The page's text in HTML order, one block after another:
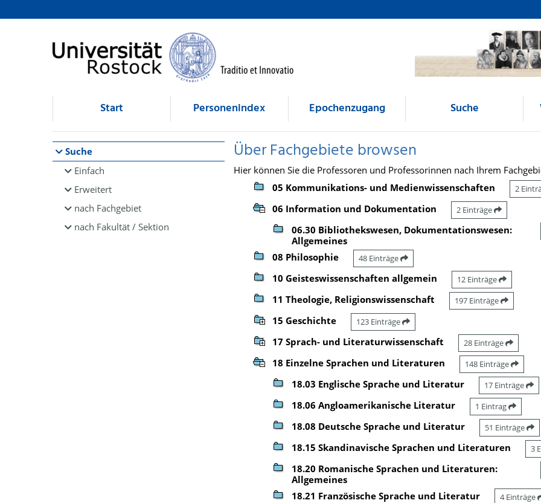
Browsen
direkt zum Inhalt
Start Personenindex Epochenzugang Suche
Suche
Einfach
Erweitert
nach Fachgebiet
nach Fakultät / Sektion
Über Fachgebiete browsen
Hier können Sie die Professoren und Professorinnen nach Ihrem
05 Kommunikations- und Medienwissenschaften
2
06 Information und Dokumentation 2 Einträge
06.30 Bibliothekswesen, Dokumentationswesen:
Allgemeines
08 Philosophie 48 Einträge
10 Geisteswissenschaften allgemein 12 Einträge
11 Theologie, Religionswissenschaft 197 Einträge
15 Geschichte 123 Einträge
17 Sprach- und Literaturwissenschaft 28 Einträge
18 Einzelne Sprachen und Literaturen 148 Einträge
18.03 Englische Sprache und Literatur 17 Einträge
18.06 Angloamerikanische Literatur 1 Eintrag
18.08 Deutsche Sprache und Literatur 51 Einträge
18.15 Skandinavische Sprachen und Literaturen 3
18.20 Romanische Sprachen und Literaturen:
Allgemeines
18.21 Französische Sprache und Literatur 4 Einträge